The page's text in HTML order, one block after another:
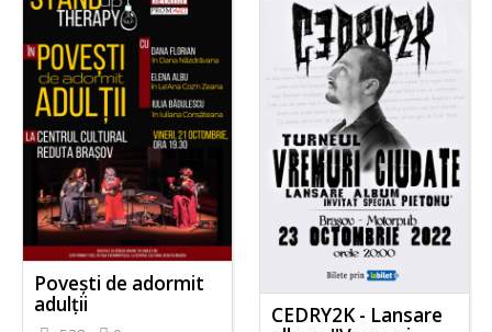
Povești de adormit
adulții
CEDRY2K - Lansare